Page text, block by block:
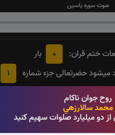
روح جوان ناکام
محمد سالارزهي
دو میلیارد صلوات سهیم کنید
صوت سوره یاسین
ختم قران: 0
بار
میشود حضرتعالی جزء شماره
1